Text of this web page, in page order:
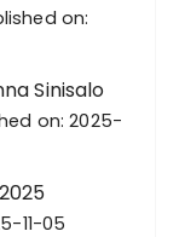
on:
Sinisalo
on: 2025-
11-05